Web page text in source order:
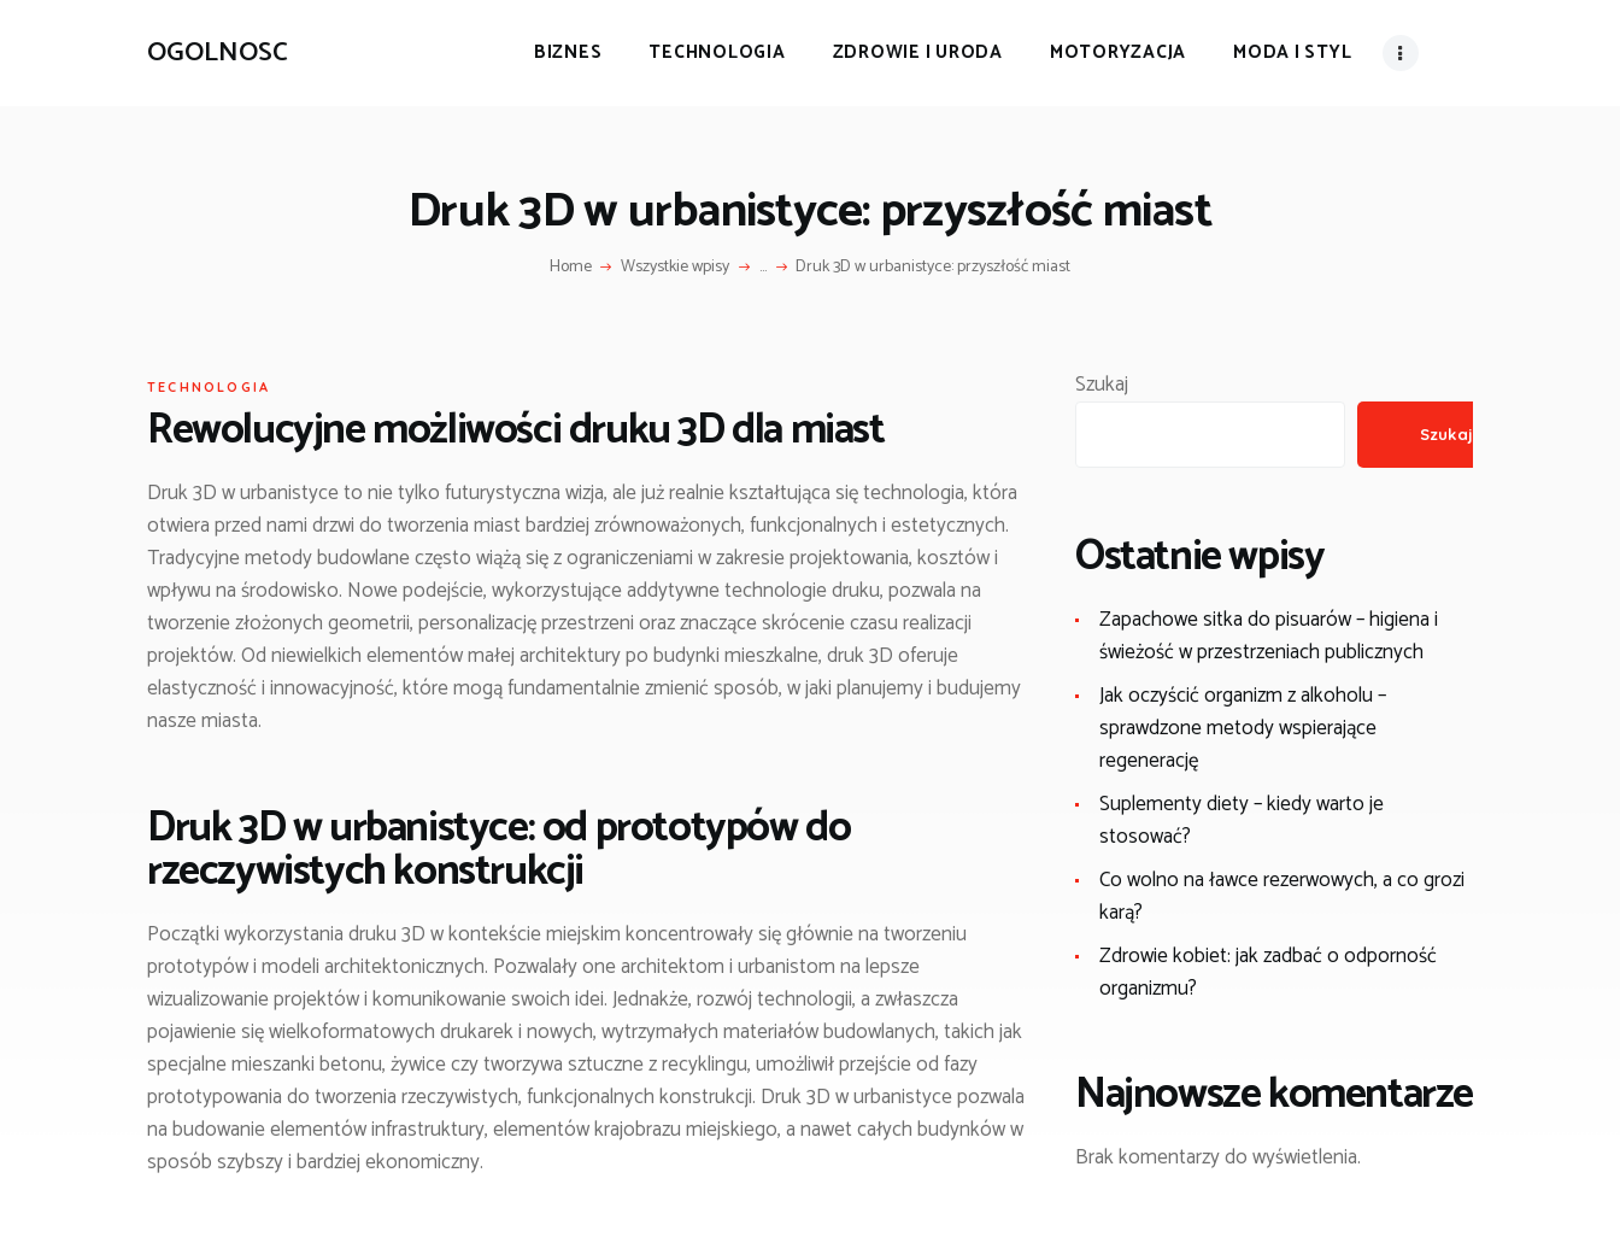
OGOLNOSC BIZNES TECHNOLOGIA ZDROWIE I URODA MOTORYZACJA MODA I STYL
Druk 3D w urbanistyce: przyszłość miast
Home Wszystkie wpisy ... Druk 3D w urbanistyce: przyszłość miast
TECHNOLOGIA
Rewolucyjne możliwości druku 3D dla miast
Druk 3D w urbanistyce to nie tylko futurystyczna wizja, ale już realnie kształtująca się technologia, która
otwiera przed nami drzwi do tworzenia miast bardziej zrównoważonych, funkcjonalnych i estetycznych.
Tradycyjne metody budowlane często wiążą się z ograniczeniami w zakresie projektowania, kosztów i
wpływu na środowisko. Nowe podejście, wykorzystujące addytywne technologie druku, pozwala na
tworzenie złożonych geometrii, personalizację przestrzeni oraz znaczące skrócenie czasu realizacji
projektów. Od niewielkich elementów małej architektury po budynki mieszkalne, druk 3D oferuje
elastyczność i innowacyjność, które mogą fundamentalnie zmienić sposób, w jaki planujemy i budujemy
nasze miasta.
Druk 3D w urbanistyce: od prototypów do
rzeczywistych konstrukcji
Początki wykorzystania druku 3D w kontekście miejskim koncentrowały się głównie na tworzeniu
prototypów i modeli architektonicznych. Pozwalały one architektom i urbanistom na lepsze
wizualizowanie projektów i komunikowanie swoich idei. Jednakże, rozwój technologii, a zwłaszcza
pojawienie się wielkoformatowych drukarek i nowych, wytrzymałych materiałów budowlanych, takich jak
specjalne mieszanki betonu, żywice czy tworzywa sztuczne z recyklingu, umożliwił przejście od fazy
prototypowania do tworzenia rzeczywistych, funkcjonalnych konstrukcji. Druk 3D w urbanistyce pozwala
na budowanie elementów infrastruktury, elementów krajobrazu miejskiego, a nawet całych budynków w
sposób szybszy i bardziej ekonomiczny.
Szukaj
Szukaj
Ostatnie wpisy
Zapachowe sitka do pisuarów – higiena i
świeżość w przestrzeniach publicznych
Jak oczyścić organizm z alkoholu –
sprawdzone metody wspierające
regenerację
Suplementy diety – kiedy warto je
stosować?
Co wolno na ławce rezerwowych, a co grozi
karą?
Zdrowie kobiet: jak zadbać o odporność
organizmu?
Najnowsze komentarze
Brak komentarzy do wyświetlenia.